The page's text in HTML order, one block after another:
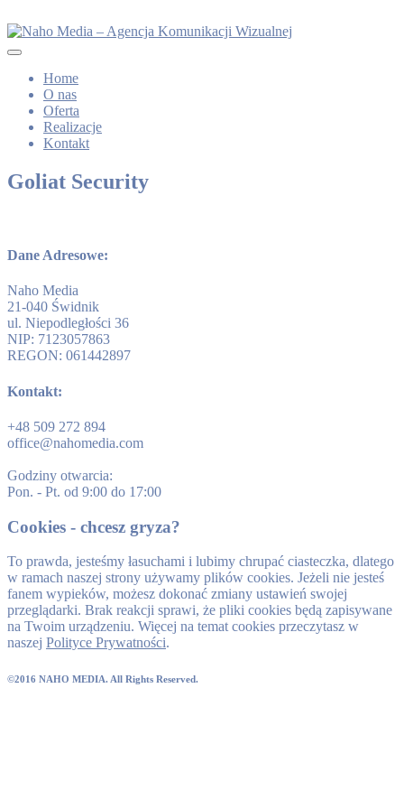
Home
O nas
Oferta
Realizacje
Kontakt
Goliat Security
Dane Adresowe:
Naho Media
21-040 Świdnik
ul. Niepodległości 36
NIP: 7123057863
REGON: 061442897
Kontakt:
+48 509 272 894
office@nahomedia.com
Godziny otwarcia:
Pon. - Pt. od 9:00 do 17:00
Cookies - chcesz gryza?
To prawda, jesteśmy łasuchami i lubimy chrupać ciasteczka, dlatego
w ramach naszej strony używamy plików cookies. Jeżeli nie jesteś
fanem wypieków, możesz dokonać zmiany ustawień swojej
przeglądarki. Brak reakcji sprawi, że pliki cookies będą zapisywane
na Twoim urządzeniu. Więcej na temat cookies przeczytasz w
naszej Polityce Prywatności.
©2016 NAHO MEDIA. All Rights Reserved.